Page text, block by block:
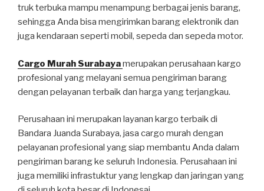
truk terbuka mampu menampung berbagai jenis barang,
sehingga Anda bisa mengirimkan barang elektronik dan
juga kendaraan seperti mobil, sepeda dan sepeda motor.
Cargo Murah Surabayamerupakan perusahaan kargo
profesional yang melayani semua pengiriman barang
dengan pelayanan terbaik dan harga yang terjangkau.
Perusahaan ini merupakan layanan kargo terbaik di
Bandara Juanda Surabaya, jasa cargo murah dengan
pelayanan profesional yang siap membantu Anda dalam
pengiriman barang ke seluruh Indonesia. Perusahaan ini
juga memiliki infrastuktur yang lengkap dan jaringan yang